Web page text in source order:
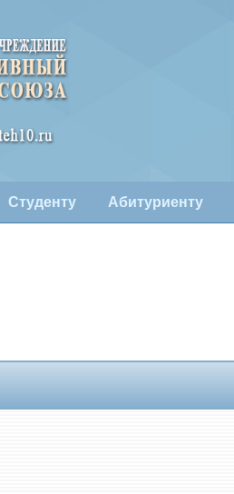
Студенту Абитуриенту